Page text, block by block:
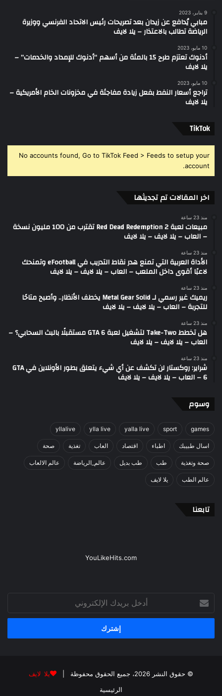
9 يناير، 2023
مبابي يُدافع عن زيدان بعد تصريحات رئيس الاتحاد الفرنسي ووزيرة
الرياضة تطالب بالاعتذار – يلا لايف
10 مايو، 2023
أدنوك تعتزم طرح 15 بالمئة من أسهم “أدنوك للإمداد والخدمات” –
يلا لايف
10 مايو، 2023
تراجع أسعار النفط بفعل زيادة مفاجئة في مخزونات الخام الأمريكية –
يلا لايف
‫TikTok
No accounts found, Go to TikTok Feed > Feeds to setup your
account.
اخر المقالات تم تجديثها
منذ 23 ساعة
مبيعات لعبة Red Dead Redemption 2 تقترب من 100 مليون نسخة
– العاب – يلا لايف – يلا لايف
منذ 23 ساعة
الأداة العربية التي تمنع هدر نقاط التدريب في eFootball وتمنحك
لاعبًا أقوى داخل الملعب – العاب – يلا لايف – يلا لايف
منذ 23 ساعة
ريميك غير رسمي لـ Metal Gear Solid يخطف الأنظار.. وأصبح متاحًا
للتجربة – العاب – يلا لايف – يلا لايف
منذ 23 ساعة
هل تخطط Take-Two لتشغيل لعبة GTA 6 مستقبلًا بالبث السحابي؟ –
العاب – يلا لايف – يلا لايف
منذ 23 ساعة
شراير: روكستار لن تكشف عن أي شيء يتعلق بطور الأونلاين في GTA
6 – العاب – يلا لايف – يلا لايف
وسوم
games
sport
yalla live
ylla live
yllalive
اسال طبيبك اطباء اقتصاد العاب تغذية صحة
صحة وتغذية طب طب بديل عالم_الرياضة عالم الالعاب
عالم الطب يلا لايف
تابعنا
YouLikeHits.com
بريدك
الإلكتروني
© حقوق النشر 2026، جميع الحقوق محفوظة | يلا لايف
الرئيسية